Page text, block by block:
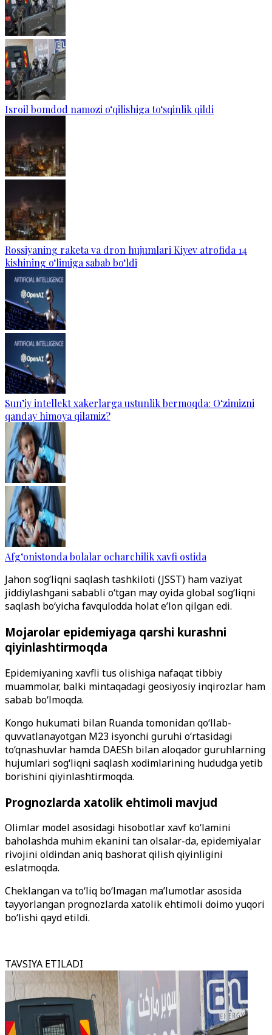
Isroil bomdod namozi o‘qilishiga to‘sqinlik qildi
Rossiyaning raketa va dron hujumlari Kiyev atrofida 14
kishining o‘limiga sabab bo‘ldi
Sun’iy intellekt xakerlarga ustunlik bermoqda: O‘zimizni
qanday himoya qilamiz?
Afg‘onistonda bolalar ocharchilik xavfi ostida
Jahon sog‘liqni saqlash tashkiloti (JSST) ham vaziyat
jiddiylashgani sababli o‘tgan may oyida global sog‘liqni
saqlash bo‘yicha favqulodda holat e’lon qilgan edi.
Mojarolar epidemiyaga qarshi kurashni
qiyinlashtirmoqda
Epidemiyaning xavfli tus olishiga nafaqat tibbiy
muammolar, balki mintaqadagi geosiyosiy inqirozlar ham
sabab bo‘lmoqda.
Kongo hukumati bilan Ruanda tomonidan qo‘llab-
quvvatlanayotgan M23 isyonchi guruhi o‘rtasidagi
to‘qnashuvlar hamda DAESh bilan aloqador guruhlarning
hujumlari sog‘liqni saqlash xodimlarining hududga yetib
borishini qiyinlashtirmoqda.
Prognozlarda xatolik ehtimoli mavjud
Olimlar model asosidagi hisobotlar xavf ko‘lamini
baholashda muhim ekanini tan olsalar-da, epidemiyalar
rivojini oldindan aniq bashorat qilish qiyinligini
eslatmoqda.
Cheklangan va to‘liq bo‘lmagan ma’lumotlar asosida
tayyorlangan prognozlarda xatolik ehtimoli doimo yuqori
bo‘lishi qayd etildi.
TAVSIYA ETILADI